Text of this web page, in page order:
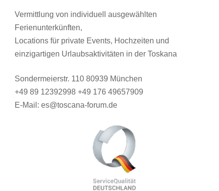
Vermittlung von individuell ausgewählten
Ferienunterkünften,
Locations für private Events, Hochzeiten und
einzigartigen Urlaubsaktivitäten in der Toskana
Sondermeierstr. 110 80939 München
+49 89 12392998 +49 176 49657909
E-Mail: es@toscana-forum.de